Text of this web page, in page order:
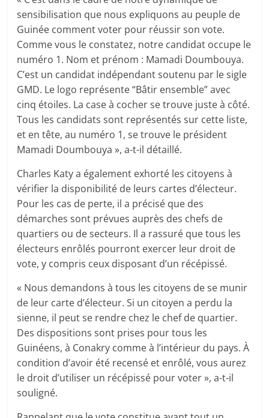
sensibilisation que nous expliquons au peuple de
Guinée comment voter pour réussir son vote.
Comme vous le constatez, notre candidat occupe le
numéro 1. Nom et prénom : Mamadi Doumbouya.
C’est un candidat indépendant soutenu par le sigle
GMD. Le logo représente “Bâtir ensemble” avec
cinq étoiles. La case à cocher se trouve juste à côté.
Tous les candidats sont représentés sur cette liste,
et en tête, au numéro 1, se trouve le président
Mamadi Doumbouya », a-t-il détaillé.
Charles Katy a également exhorté les citoyens à
vérifier la disponibilité de leurs cartes d’électeur.
Pour les cas de perte, il a précisé que des
démarches sont prévues auprès des chefs de
quartiers ou de secteurs. Il a rassuré que tous les
électeurs enrôlés pourront exercer leur droit de
vote, y compris ceux disposant d’un récépissé.
« Nous demandons à tous les citoyens de se munir
de leur carte d’électeur. Si un citoyen a perdu la
sienne, il peut se rendre chez le chef de quartier.
Des dispositions sont prises pour tous les
Guinéens, à Conakry comme à l’intérieur du pays. À
condition d’avoir été recensé et enrôlé, vous aurez
le droit d’utiliser un récépissé pour voter », a-t-il
souligné.